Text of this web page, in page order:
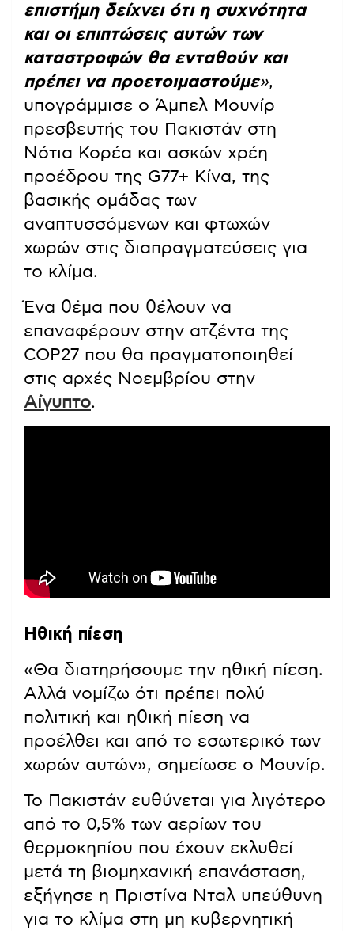
επιστήμη δείχνει ότι η συχνότητα
και οι επιπτώσεις αυτών των
καταστροφών θα ενταθούν και
πρέπει να προετοιμαστούμε»,
υπογράμμισε ο Άμπελ Μουνίρ
πρεσβευτής του Πακιστάν στη
Νότια Κορέα και ασκών χρέη
προέδρου της G77+ Κίνα, της
βασικής ομάδας των
αναπτυσσόμενων και φτωχών
χωρών στις διαπραγματεύσεις για
το κλίμα.
Ένα θέμα που θέλουν να
επαναφέρουν στην ατζέντα της
COP27 που θα πραγματοποιηθεί
στις αρχές Νοεμβρίου στην
Αίγυπτο.
Ηθική πίεση
«Θα διατηρήσουμε την ηθική πίεση.
Αλλά νομίζω ότι πρέπει πολύ
πολιτική και ηθική πίεση να
προέλθει και από το εσωτερικό των
χωρών αυτών», σημείωσε ο Μουνίρ.
Το Πακιστάν ευθύνεται για λιγότερο
από το 0,5% των αερίων του
θερμοκηπίου που έχουν εκλυθεί
μετά τη βιομηχανική επανάσταση,
εξήγησε η Πριστίνα Νταλ υπεύθυνη
για το κλίμα στη μη κυβερνητική